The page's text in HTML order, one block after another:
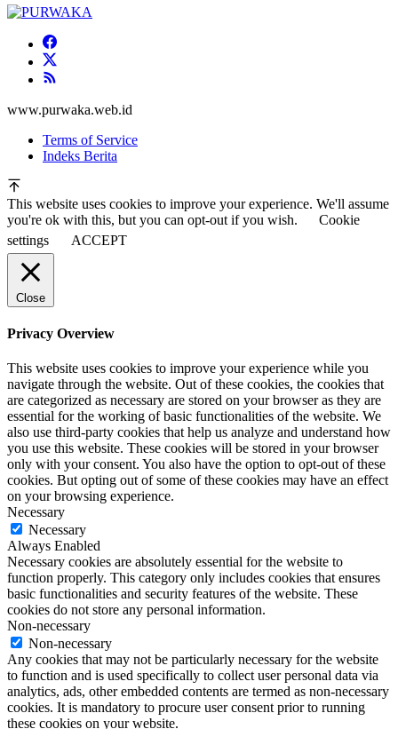
www.purwaka.web.id
Terms of Service
Indeks Berita
This website uses cookies to improve your experience. We'll assume
you're ok with this, but you can opt-out if you wish.
Cookie
settings
ACCEPT
Close
Privacy Overview
This website uses cookies to improve your experience while you
navigate through the website. Out of these cookies, the cookies that
are categorized as necessary are stored on your browser as they are
essential for the working of basic functionalities of the website. We
also use third-party cookies that help us analyze and understand how
you use this website. These cookies will be stored in your browser
only with your consent. You also have the option to opt-out of these
cookies. But opting out of some of these cookies may have an effect
on your browsing experience.
Necessary
Necessary
Always Enabled
Necessary cookies are absolutely essential for the website to
function properly. This category only includes cookies that ensures
basic functionalities and security features of the website. These
cookies do not store any personal information.
Non-necessary
Non-necessary
Any cookies that may not be particularly necessary for the website
to function and is used specifically to collect user personal data via
analytics, ads, other embedded contents are termed as non-necessary
cookies. It is mandatory to procure user consent prior to running
these cookies on your website.